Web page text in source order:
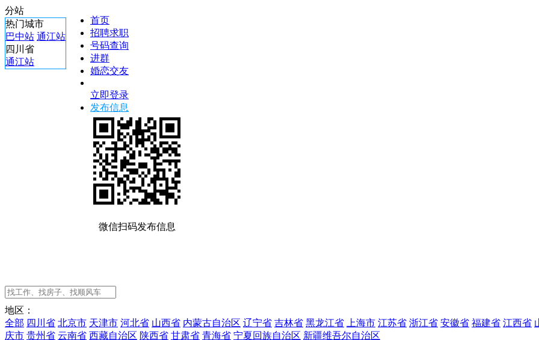
分站
热门城市
巴中站 通江站
四川省
通江站
首页
招聘求职
号码查询
进群
婚恋交友
立即登录
发布信息
微信扫码发布信息
地区：
全部 四川省 北京市 天津市 河北省 山西省 内蒙古自治区 辽宁省 吉林省 黑龙江省 上海市 江苏省 浙江省 安徽省 福建省 江西省
庆市 贵州省 云南省 西藏自治区 陕西省 甘肃省 青海省 宁夏回族自治区 新疆维吾尔自治区